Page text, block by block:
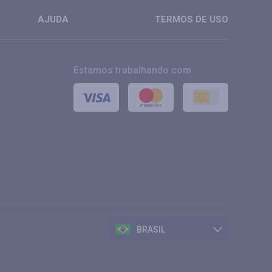
AJUDA TERMOS DE USO
Estamos trabalhando com
BRASIL